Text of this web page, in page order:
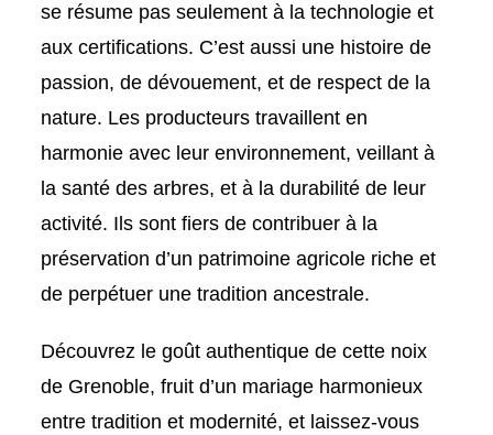
se résume pas seulement à la technologie et
aux certifications. C’est aussi une histoire de
passion, de dévouement, et de respect de la
nature. Les producteurs travaillent en
harmonie avec leur environnement, veillant à
la santé des arbres, et à la durabilité de leur
activité. Ils sont fiers de contribuer à la
préservation d’un patrimoine agricole riche et
de perpétuer une tradition ancestrale.
Découvrez le goût authentique de cette noix
de Grenoble, fruit d’un mariage harmonieux
entre tradition et modernité, et laissez-vous